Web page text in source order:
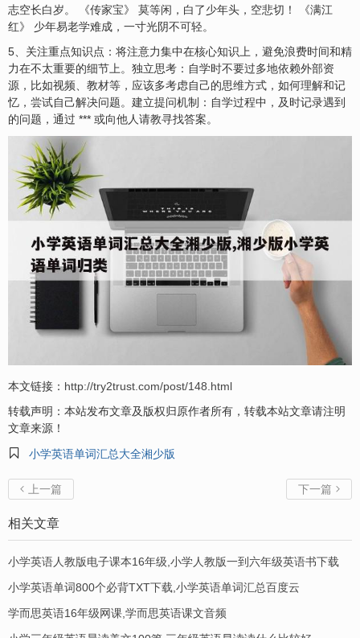
志空长白岁。 《传家宝》 莫等闲，白了少年头，空悲切！ 《满江
红》 少年易老学难成，一寸光阴不可轻。
5、关注重点知识点：将注意力集中在核心知识上，避免浪费时间和精
力在不太重要的细节上。独立思考：自学时不要过多地依赖外部资
源，比如视频、教材等，应该多考虑自己的思维方式，如何理解和记
忆，尝试自己解决问题。建立提问机制：自学过程中，及时记录遇到
的问题，通过 *** 或向他人请教寻找答案。
本文链接： http://try2trust.com/post/148.html
转载声明：本站发布文章及版权归原作者所有，转载本站文章请注明
文章来源！

小学英语单词汇总大全湘少版
 上一篇 下一篇 
相关文章
小学英语人教版电子课本16年级,小学人教版一到六年级英语书下载
小学英语单词800个必背TXT下载,小学英语单词汇总百度云
学而思英语16年级网课,学而思英语课文音频